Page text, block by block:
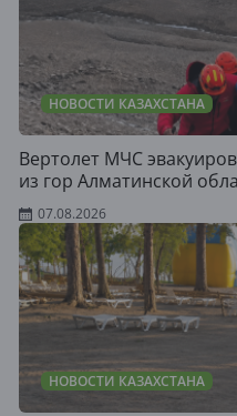
НОВОСТИ КАЗАХСТАНА
Вертолет МЧС
из гор Алматинской
07.08.2026
НОВОСТИ КАЗАХСТАНА